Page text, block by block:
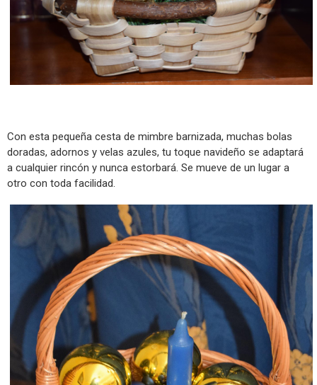
Con esta pequeña cesta de mimbre barnizada, muchas bolas
doradas, adornos y velas azules, tu toque navideño se adaptará
a cualquier rincón y nunca estorbará. Se mueve de un lugar a
otro con toda facilidad.